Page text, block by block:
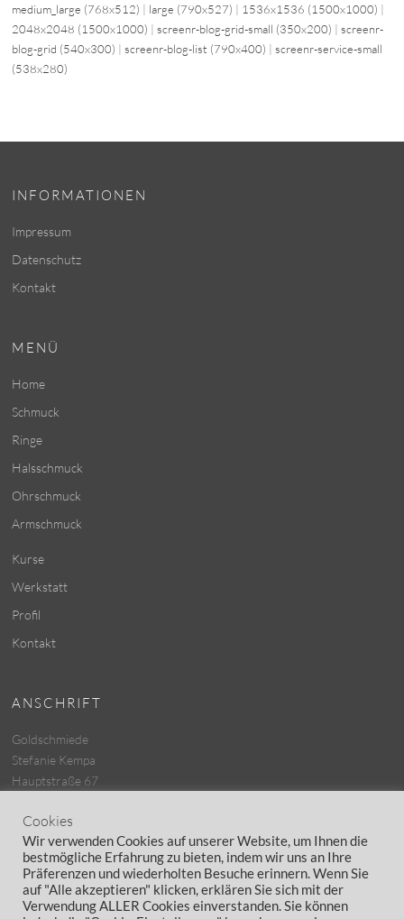
medium_large (768x512) | large (790x527) | 1536x1536 (1500x1000) |
2048x2048 (1500x1000) |screenr-blog-grid-small (350x200) |screenr-
blog-grid (540x300) |screenr-blog-list (790x400) |screenr-service-small
(538x280)
INFORMATIONEN
Impressum
Datenschutz
Kontakt
MENÜ
Home
Schmuck
Ringe
Halsschmuck
Ohrschmuck
Armschmuck
Kurse
Werkstatt
Profil
Kontakt
ANSCHRIFT
Goldschmiede
Stefanie Kempa
Hauptstraße 67
Tel.: 04101 – 8139767
COOKIES
Cookies
Cookies
Wir verwenden Cookies auf unserer Website, um Ihnen die
bestmögliche Erfahrung zu bieten, indem wir uns an Ihre
Präferenzen und wiederholten Besuche erinnern. Wenn Sie
auf "Alle akzeptieren" klicken, erklären Sie sich mit der
Verwendung ALLER Cookies einverstanden. Sie können